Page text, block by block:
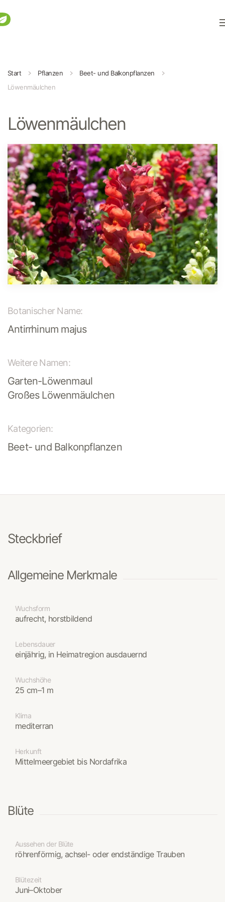
Start Pflanzen
Beet- und Balkonpflanzen
Löwenmäulchen
Löwenmäulchen
Botanischer Name:
Antirrhinum majus
Weitere Namen:
Garten-Löwenmaul
Großes Löwenmäulchen
Kategorien:
Beet- und Balkonpflanzen
Steckbrief
Allgemeine Merkmale
Wuchsform
aufrecht, horstbildend
Lebensdauer
einjährig, in Heimatregion ausdauernd
Wuchshöhe
25 cm–1 m
Klima
mediterran
Herkunft
Mittelmeergebiet bis Nordafrika
Blüte
Aussehen der Blüte
röhrenförmig, achsel- oder endständige Trauben
Blütezeit
Juni–Oktober